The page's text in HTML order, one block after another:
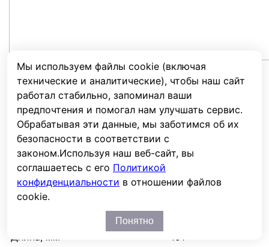
Мы используем файлы cookie (включая
технические и аналитические), чтобы наш сайт
работал стабильно, запоминал ваши
предпочтения и помогал нам улучшать сервис.
Обрабатывая эти данные, мы заботимся об их
безопасности в соответствии с
законом.Используя наш веб-сайт, вы
соглашаетесь с его Политикой
конфиденциальности в отношении файлов
cookie.
Понятно
Емкость, Ач.
9
Емкость при 20 час. разряде, Ач
Напряжение, В
12
Срок службы, лет
Тип
AGM
Клеммы
Длина, мм
151